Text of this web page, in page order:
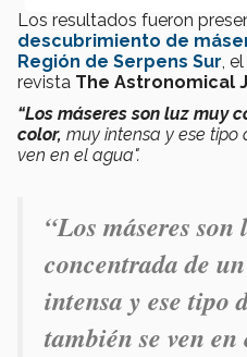
Los resultados fueron
descubrimiento de
Región de Serpens Sur,
revista The Astronomical
“Los máseres son luz muy
color, muy intensa y ese tipo
ven en el agua".
“Los máseres son
concentrada de
intensa y ese tipo
también se ven